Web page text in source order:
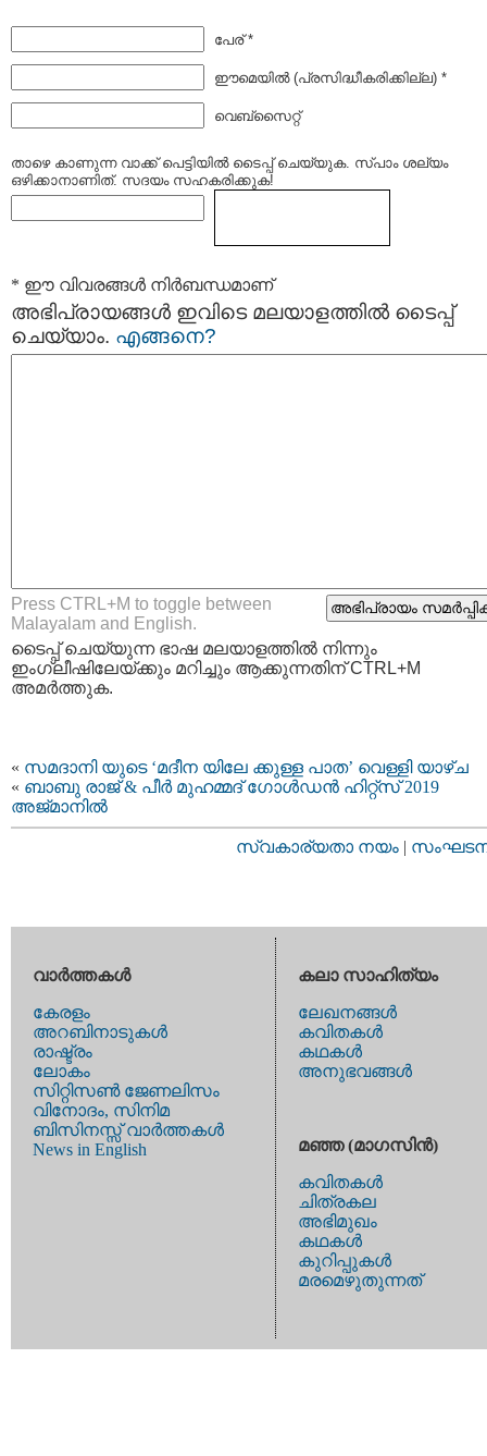
പേര് *
ഈമെയില്‍ (പ്രസിദ്ധീകരിക്കില്ല) *
വെബ്സൈറ്റ്
താഴെ കാണുന്ന വാക്ക് പെട്ടിയില്‍ ടൈപ്പ്‌ ചെയ്യുക. സ്പാം ശല്യം
ഒഴിക്കാനാണിത്. സദയം സഹകരിക്കുക!
* ഈ വിവരങ്ങള്‍ നിര്‍ബന്ധമാണ്
അഭിപ്രായങ്ങള്‍ ഇവിടെ മലയാളത്തില്‍ ടൈപ്പ്
ചെയ്യാം. എങ്ങനെ?
Press CTRL+M to toggle between
Malayalam and English.
ടൈപ്പ്‌ ചെയ്യുന്ന ഭാഷ മലയാളത്തില്‍ നിന്നും
ഇംഗ്ലീഷിലേയ്ക്കും മറിച്ചും ആക്കുന്നതിന് CTRL+M
അമര്‍ത്തുക.
« സമദാനി യുടെ ‘മദീന യിലേ ക്കുള്ള പാത’ വെള്ളി യാഴ്ച
« ബാബു രാജ് & പീർ മുഹമ്മദ് ഗോൾഡൻ ഹിറ്റ്‌സ് 2019
അജ്മാനിൽ
സ്വകാര്യതാ നയം |
വാര്‍ത്തകള്‍
കേരളം
അറബിനാടുകള്‍
രാഷ്ട്രം
ലോകം
സിറ്റിസണ്‍ ജേണലിസം
വിനോദം, സിനിമ
ബിസിനസ്സ് വാര്‍ത്തകള്‍
News in English
കലാ സാഹിത്യം
ലേഖനങ്ങള്‍
കവിതകള്‍
കഥകള്‍
അനുഭവങ്ങള്‍
മഞ്ഞ (മാഗസിന്‍)
കവിതകള്‍
ചിത്രകല
അഭിമുഖം
കഥകള്‍
കുറിപ്പുകള്‍
മരമെഴുതുന്നത്